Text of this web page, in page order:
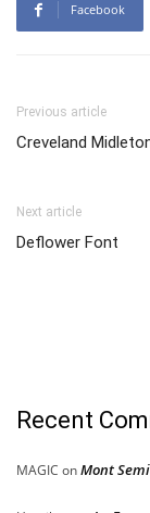
Facebook
Previous article
Creveland
Next article
Deflower Font
Recent
MAGIC onMont